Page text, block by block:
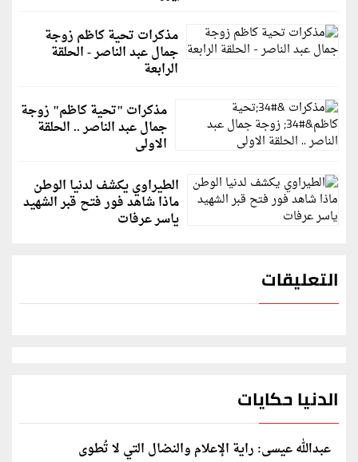
مذكرات تحية كاظم زوجة
جمال عبد الناصر - الحلقة
الرابعة
مذكرات "تحية كاظم" زوجة
جمال عبد الناصر .. الحلقة
الاولى
الطيراوي يكشف لدنيا الوطن
ماذا شاهد فور فتح قبر الشهيد
ياسر عرفات
التعليقات
الدنيا حكايات
عبدالله عيسى: راية الإعلام والنضال التي لا تُطوى